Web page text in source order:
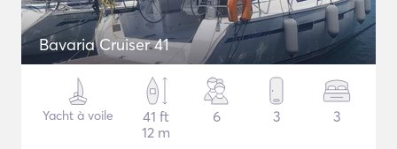
Bavaria Cruiser 41
Yacht à voile
41 ft
12 m
6 3 3